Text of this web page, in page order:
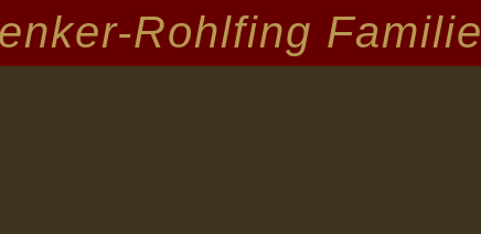
Rohlfing Familie